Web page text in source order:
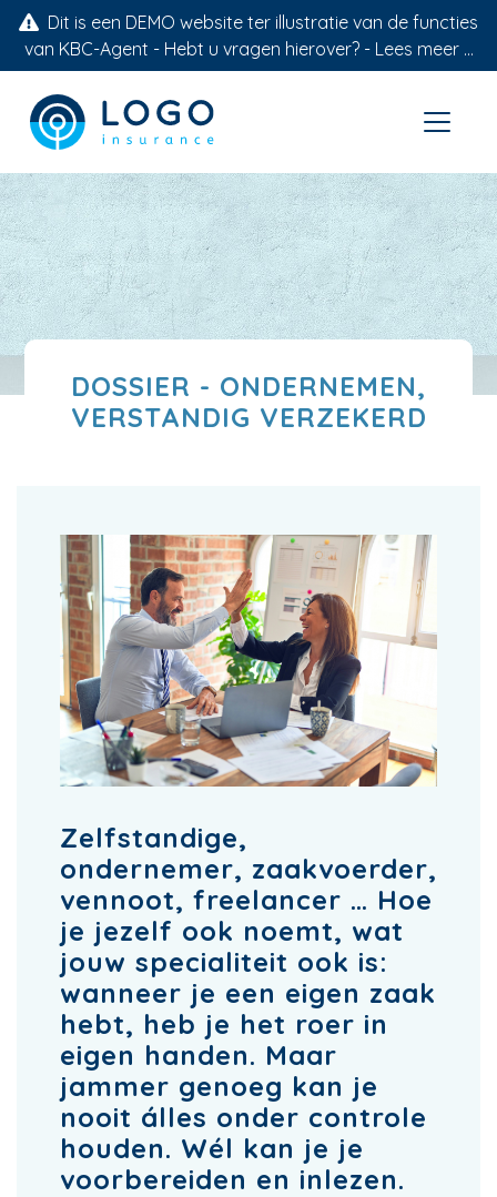
Dit is een DEMO website ter illustratie van de functies
van KBC-Agent - Hebt u vragen hierover? - Lees meer ...
DOSSIER - ONDERNEMEN,
VERSTANDIG VERZEKERD
Zelfstandige,
ondernemer, zaakvoerder,
vennoot, freelancer … Hoe
je jezelf ook noemt, wat
jouw specialiteit ook is:
wanneer je een eigen zaak
hebt, heb je het roer in
eigen handen. Maar
jammer genoeg kan je
nooit álles onder controle
houden. Wél kan je je
voorbereiden en inlezen.